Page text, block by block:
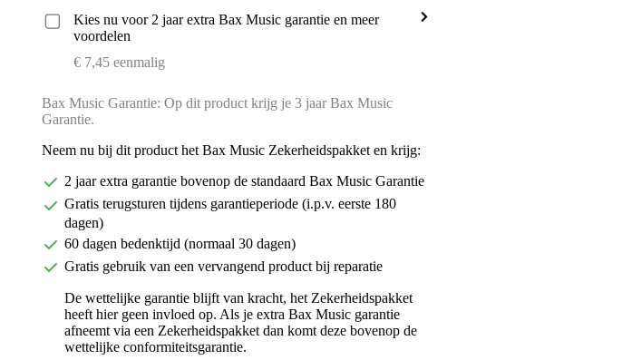
Kies nu voor 2 jaar extra Bax Music garantie en meer
voordelen
€ 7,45 eenmalig
Bax Music Garantie: Op dit product krijg je 3 jaar Bax Music
Garantie.
Neem nu bij dit product het Bax Music Zekerheidspakket en krijg:
2 jaar extra garantie bovenop de standaard Bax Music Garantie
Gratis terugsturen tijdens garantieperiode (i.p.v. eerste 180
dagen)
60 dagen bedenktijd (normaal 30 dagen)
Gratis gebruik van een vervangend product bij reparatie
De wettelijke garantie blijft van kracht, het Zekerheidspakket
heeft hier geen invloed op. Als je extra Bax Music garantie
afneemt via een Zekerheidspakket dan komt deze bovenop de
wettelijke conformiteitsgarantie.